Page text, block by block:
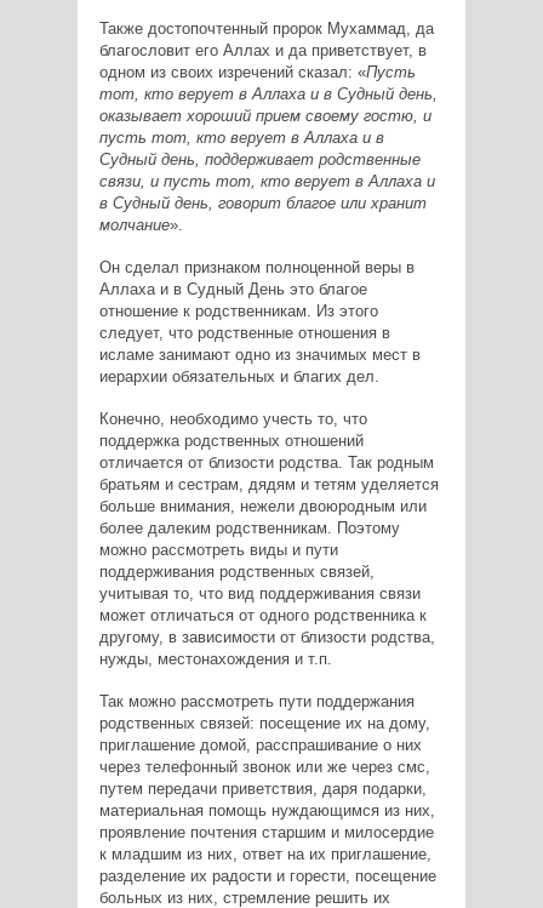
Также достопочтенный пророк Мухаммад, да
благословит его Аллах и да приветствует, в
одном из своих изречений сказал: «Пусть
тот, кто верует в Аллаха и в Судный день,
оказывает хороший прием своему гостю, и
пусть тот, кто верует в Аллаха и в
Судный день, поддерживает родственные
связи, и пусть тот, кто верует в Аллаха и
в Судный день, говорит благое или хранит
молчание».
Он сделал признаком полноценной веры в
Аллаха и в Судный День это благое
отношение к родственникам. Из этого
следует, что родственные отношения в
исламе занимают одно из значимых мест в
иерархии обязательных и благих дел.
Конечно, необходимо учесть то, что
поддержка родственных отношений
отличается от близости родства. Так родным
братьям и сестрам, дядям и тетям уделяется
больше внимания, нежели двоюродным или
более далеким родственникам. Поэтому
можно рассмотреть виды и пути
поддерживания родственных связей,
учитывая то, что вид поддерживания связи
может отличаться от одного родственника к
другому, в зависимости от близости родства,
нужды, местонахождения и т.п.
Так можно рассмотреть пути поддержания
родственных связей: посещение их на дому,
приглашение домой, расспрашивание о них
через телефонный звонок или же через смс,
путем передачи приветствия, даря подарки,
материальная помощь нуждающимся из них,
проявление почтения старшим и милосердие
к младшим из них, ответ на их приглашение,
разделение их радости и горести, посещение
больных из них, стремление решить их